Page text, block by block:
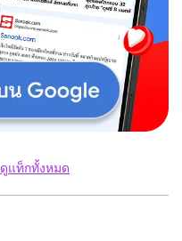
ดูแท็กทั้งหมด